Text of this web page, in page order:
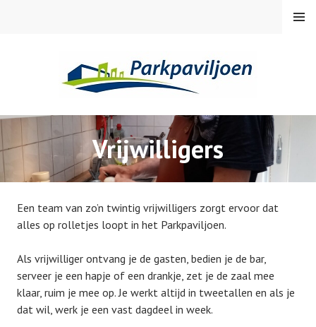
PARKPAVILJOEN
MENU
Vrijwilligers
Een team van zo’n twintig vrijwilligers zorgt ervoor dat
alles op rolletjes loopt in het Parkpaviljoen.
Als vrijwilliger ontvang je de gasten, bedien je de bar,
serveer je een hapje of een drankje, zet je de zaal mee
klaar, ruim je mee op. Je werkt altijd in tweetallen en als je
dat wil, werk je een vast dagdeel in week.